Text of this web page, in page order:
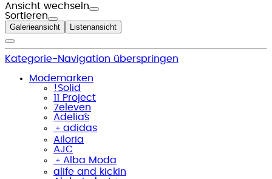
Ansicht wechseln
Sortieren
Galerieansicht Listenansicht
Kategorie-Navigation überspringen
Modemarken
!Solid
11 Project
7eleven
Adelia´s
﹢ adidas
Ailoria
AJC
﹢ Alba Moda
alife and kickin